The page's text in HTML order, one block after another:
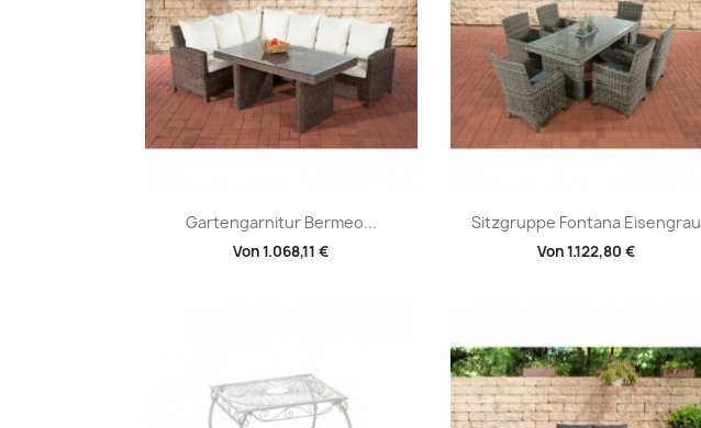
Gartengarnitur Bermeo...
Von1.068,11 €
Vorschau Sitzgruppe Fontana Eisengrau
Von1.122,80 €
 Vorschau